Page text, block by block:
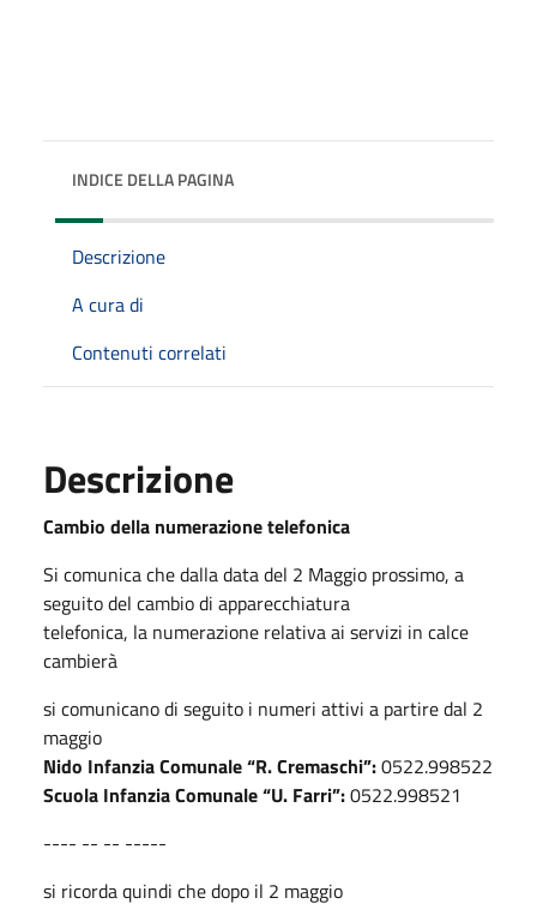
INDICE DELLA PAGINA
Descrizione
A cura di
Contenuti correlati
Descrizione
Cambio della numerazione telefonica
Si comunica che dalla data del 2 Maggio prossimo, a
seguito del cambio di apparecchiatura
telefonica, la numerazione relativa ai servizi in calce
cambierà
si comunicano di seguito i numeri attivi a partire dal 2
maggio
Nido Infanzia Comunale “R. Cremaschi”:0522.998522
Scuola Infanzia Comunale “U. Farri”:0522.998521
---- -- -- -----
si ricorda quindi che dopo il 2 maggio